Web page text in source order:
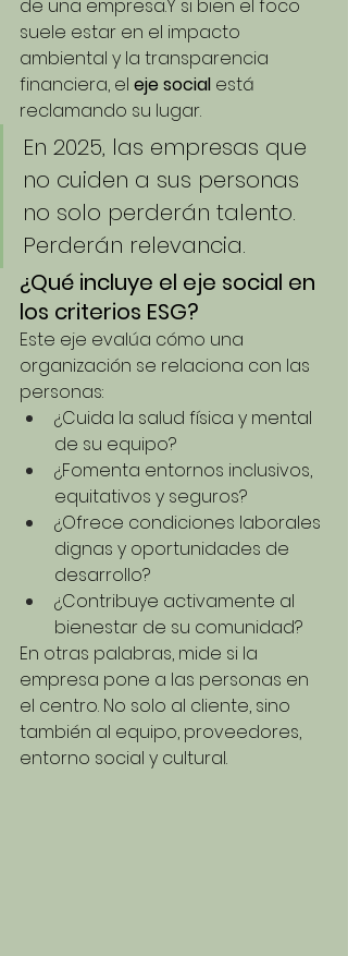
de una empresa.Y si bien el foco
suele estar en el impacto
ambiental y la transparencia
financiera, el eje social está
reclamando su lugar.
En 2025, las empresas que
no cuiden a sus personas
no solo perderán talento.
Perderán relevancia.
¿Qué incluye el eje social en
los criterios ESG?
Este eje evalúa cómo una
organización se relaciona con las
personas:
¿Cuida la salud física y mental
de su equipo?
¿Fomenta entornos inclusivos,
equitativos y seguros?
¿Ofrece condiciones laborales
dignas y oportunidades de
desarrollo?
¿Contribuye activamente al
bienestar de su comunidad?
En otras palabras, mide si la
empresa pone a las personas en
el centro. No solo al cliente, sino
también al equipo, proveedores,
entorno social y cultural.